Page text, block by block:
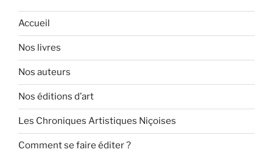
choisies
du
produit
Accueil
Nos livres
Nos auteurs
Nos éditions d’art
Les Chroniques Artistiques Niçoises
Comment se faire éditer ?